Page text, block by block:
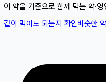
이 약을 기준으로 함께 먹는 약·
같이 먹어도 되는지 확인비슷한